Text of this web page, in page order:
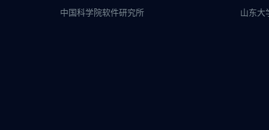
中国科学院软件研究所
山东大